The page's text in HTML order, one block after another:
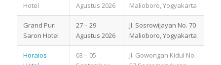
Hotel
Agustus 2026
Malioboro, Yogyakarta
Grand Puri
Saron Hotel
27 – 29
Agustus 2026
Jl. Sosrowijayan No. 70
Malioboro, Yogyakarta
Horaios
03 – 05
Jl. Gowongan Kidul No.